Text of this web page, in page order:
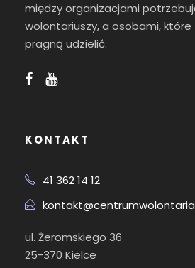
między organizacjami
wolontariuszy, a osobami,
pragną udzielić.
KONTAKT
41 362 14 12
ul. Żeromskiego 36
25-370 Kielce